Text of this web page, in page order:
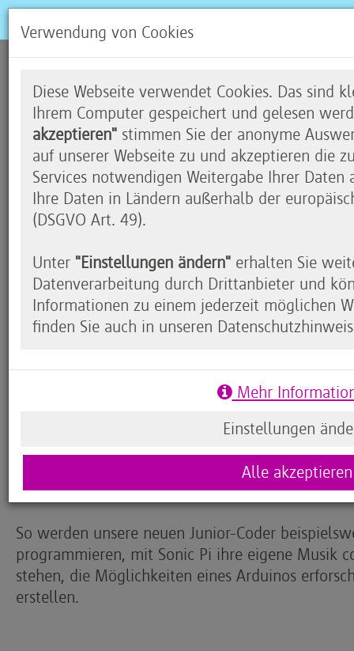
Summer Camp 2016
Drei Tage Programmieren für
Auch in diesem Jahr veranstaltet Code your Life
nahezu 100 Schülerinnen und Schüler der Code
aus unterschiedlichen Ecken Deutschlands.
Gelände des Internationalen Kultur Centrums
wundervollen Theatersaal in einen Coding
Ergebnisse auf der großen Bühne präsentieren.
mit viel Coding, Spaß und Kultur kommt jeder
einer bewährten Mischung aus anspruchsvollen
Inputphasen können die Kinder aktiv sein, viel
natürlich auch spielen.
So werden unsere neuen Junior-Coder
programmieren, mit Sonic Pi ihre eigene Musik
stehen, die Möglichkeiten eines Arduinos
erstellen.
Verwendung von Cookies
Diese Webseite verwendet Cookies. Das sind
Ihrem Computer gespeichert und gelesen
akzeptieren" stimmen Sie der anonyme
auf unserer Webseite zu und akzeptieren die
Services notwendigen Weitergabe Ihrer
Ihre Daten in Ländern außerhalb der
(DSGVO Art. 49).
Unter "Einstellungen ändern" erhalten Sie
Datenverarbeitung durch Drittanbieter und
Informationen zu einem jederzeit möglichen
finden Sie auch in unseren
Mehr
Einstellungen
Alle akzeptieren